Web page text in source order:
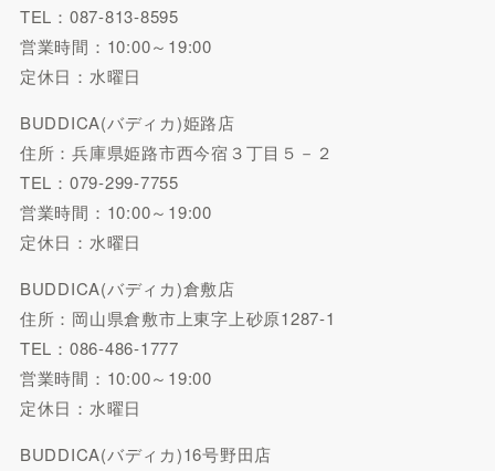
TEL：087-813-8595
営業時間：10:00～19:00
定休日：水曜日
BUDDICA(バディカ)姫路店
住所：兵庫県姫路市西今宿３丁目５－２
TEL：079-299-7755
営業時間：10:00～19:00
定休日：水曜日
BUDDICA(バディカ)倉敷店
住所：岡山県倉敷市上東字上砂原1287-1
TEL：086-486-1777
営業時間：10:00～19:00
定休日：水曜日
BUDDICA(バディカ)16号野田店